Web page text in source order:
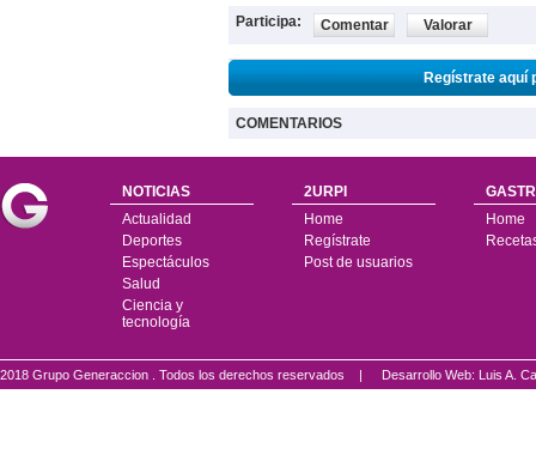
Participa: Comentar Valorar
Regístrate aquí
COMENTARIOS
NOTICIAS
Actualidad
Deportes
Espectáculos
Salud
Ciencia y
tecnología
2URPI
Home
Regístrate
Post de usuarios
Home
2018 Grupo Generaccion . Todos los derechos reservados | Desarrollo Web: Luis